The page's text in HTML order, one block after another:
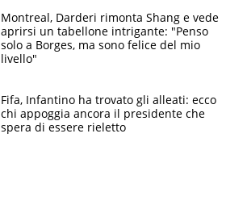
Montreal, Darderi rimonta Shang e vede
aprirsi un tabellone intrigante: "Penso
solo a Borges, ma sono felice del mio
livello"
Fifa, Infantino ha trovato gli alleati: ecco
chi appoggia ancora il presidente che
spera di essere rieletto